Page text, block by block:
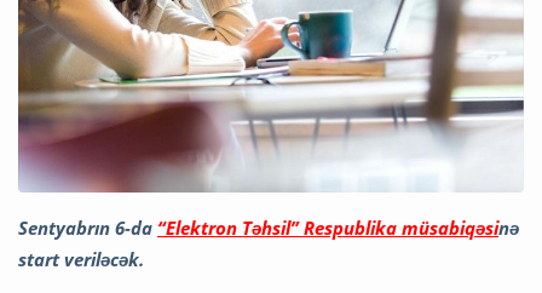
Sentyabrın 6-da “Elektron Təhsil” Respublika müsabiqəsinə
start veriləcək.